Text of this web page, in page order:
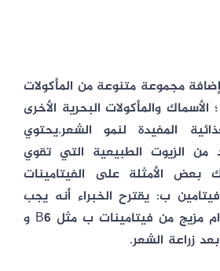
مجموعة متنوعة من المأكولات
الأسماك والمأكولات البحرية الأخرى
المفيدة لنمو الشعر.يحتوي
الزيوت الطبيعية التي تقوي
بعض الأمثلة على الفيتامينات
ب: يقترح الخبراء أنه يجب
على المريض استخدام مزيج من فيتامينات ب مثل B6 و